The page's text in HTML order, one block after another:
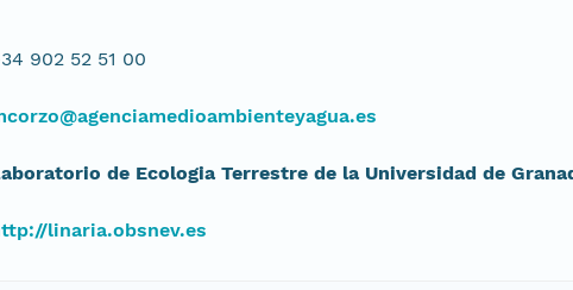
902 52 51 00
de Ecologia Terrestre de la Universidad de
linaria.obsnev.es